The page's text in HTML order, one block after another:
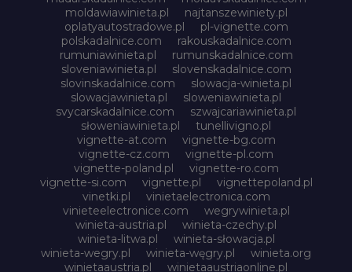
moldawiawinieta.pl
najtanszewiniety.pl
oplatyautostradowe.pl
pl-vignette.com
polskadalnice.com
rakouskadalnice.com
rumuniawinieta.pl
rumunskadalnice.com
sloveniawinieta.pl
slovenskadalnice.com
slovinskadalnice.com
slowacja-winieta.pl
slowacjawinieta.pl
sloweniawinieta.pl
svycarskadalnice.com
szwajcariawinieta.pl
słoweniawinieta.pl
tunellivigno.pl
vignette-at.com
vignette-bg.com
vignette-cz.com
vignette-pl.com
vignette-poland.pl
vignette-ro.com
vignette-si.com
vignette.pl
vignettepoland.pl
vinetki.pl
vinietaelectronica.com
vinieteelectronice.com
wegrywinieta.pl
winieta-austria.pl
winieta-czechy.pl
winieta-litwa.pl
winieta-słowacja.pl
winieta-wegry.pl
winieta-węgry.pl
winieta.org
winietaaustria.pl
winietaaustriaonline.pl